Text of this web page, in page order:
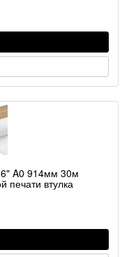
A0 914мм 30м
печати втулка